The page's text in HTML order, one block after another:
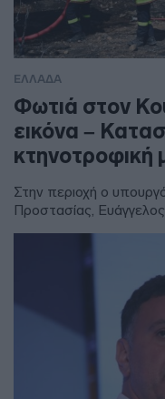
ΕΛΛΑΔΑ
Φωτιά στον
εικόνα –
κτηνοτροφική
Στην περιοχή ο
Προστασίας,